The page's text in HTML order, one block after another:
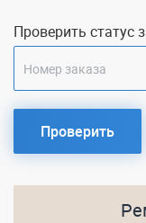
Проверить статус
Проверить